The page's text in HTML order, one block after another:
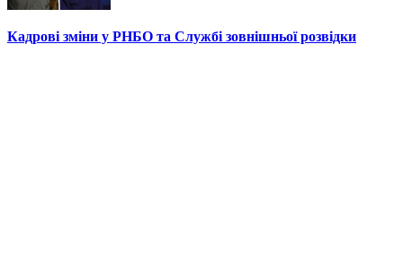
Кадрові зміни у РНБО та Службі зовнішньої розвідки